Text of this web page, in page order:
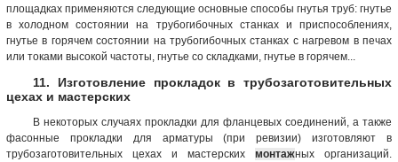
площадках применяются следующие основные способы гнутья труб: гнутье
в холодном состоянии на трубогибочных станках и приспособлениях,
гнутье в горячем состоянии на трубогибочных станках с нагревом в печах
или токами высокой частоты, гнутье со складками, гнутье в горячем...
11. Изготовление прокладок в трубозаготовительных
цехах и мастерских
В некоторых случаях прокладки для фланцевых соединений, а также
фасонные прокладки для арматуры (при ревизии) изготовляют в
трубозаготовительных цехах и мастерских монтажных организаций.